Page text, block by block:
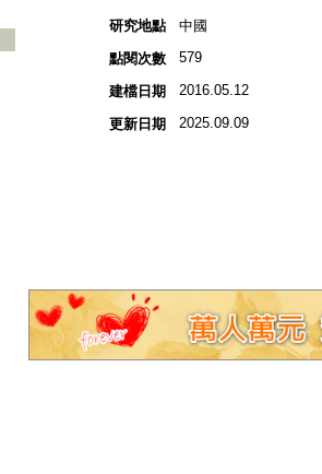
研究地點
中國
點閱次數
579
建檔日期 2016.05.12
更新日期 2025.09.09